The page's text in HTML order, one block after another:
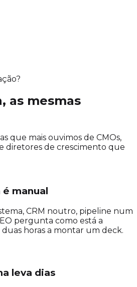
as mesmas
que mais ouvimos de CMOs,
diretores de crescimento que
manual
CRM noutro, pipeline num
pergunta como está a
duas horas a montar um deck.
leva dias